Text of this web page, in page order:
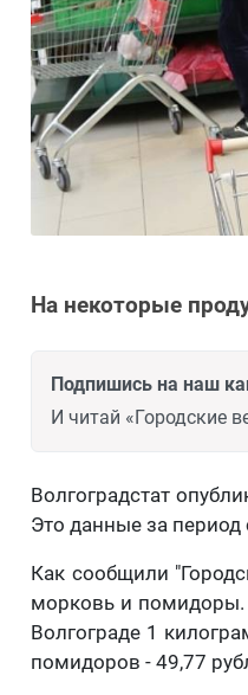
На некоторые
Подпишись на наш
И читай «Городские
Волгоградстат
Это данные за период
Как сообщили
морковь и помидоры.
Волгограде 1
помидоров - 49,77